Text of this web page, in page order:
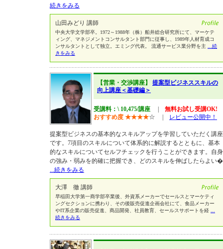
続きをみる
山田みどり 講師
中央大学文学部卒。1972～1988年（株）船井総合研究所にて、マーケテ
ィング、マネジメントコンサルタント部門に従事し、1989年人材育成コ
ンサルタントとして独立。エミング代表。 流通サービス業分野を主
...続
きをみる
【営業・交渉講座】 提案型ビジネススキルの
向上講座＜基礎編＞
受講料：\ 10,475/講座
無料お試し受講OK!
おすすめ度 ★★★★☆ レビュー公開中！
提案型ビジネスの基本的なスキルアップを学習していただく講座
です。7項目のスキルについて体系的に解説するとともに、基本
的なスキルについてセルフチェックを行うことができます。自身
の強み・弱みを的確に把握でき、どのスキルを伸ばしたらよい�
...続きをみる
大澤 徹 講師
早稲田大学第一商学部卒業後、外資系メーカーでセールスとマーケティ
ングセクションに携わり、その後販売促進企画会社にて、食品メーカー
やIT系企業の販売促進、商品開発、社員教育、セールスサポートを経
続きをみる